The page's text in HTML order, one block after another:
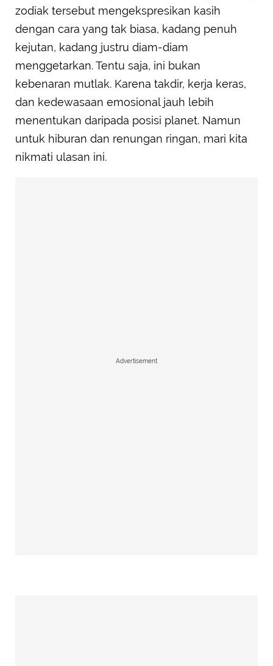
zodiak tersebut mengekspresikan kasih
dengan cara yang tak biasa, kadang penuh
kejutan, kadang justru diam-diam
menggetarkan. Tentu saja, ini bukan
kebenaran mutlak. Karena takdir, kerja keras,
dan kedewasaan emosional jauh lebih
menentukan daripada posisi planet. Namun
untuk hiburan dan renungan ringan, mari kita
nikmati ulasan ini.
Advertisement